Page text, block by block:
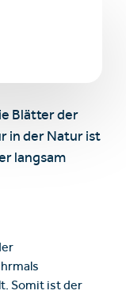
Blätter der
in der Natur ist
langsam
Somit ist der